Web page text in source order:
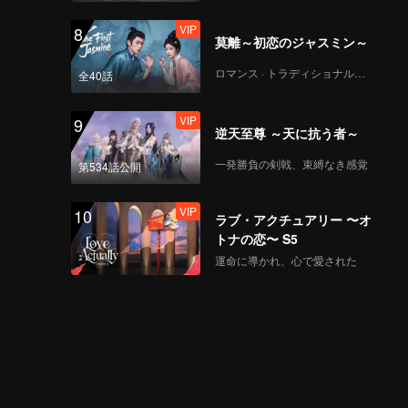
8
全40話
VIP
莫離～初恋のジャスミン～
ロマンス · トラディショナル・コスチューム
9
第534話公開
VIP
逆天至尊 ～天に抗う者～
一発勝負の剣戟、束縛なき感覚
10 VIP
ラブ・アクチュアリー 〜オ
トナの恋〜 S5
運命に導かれ、心で愛された